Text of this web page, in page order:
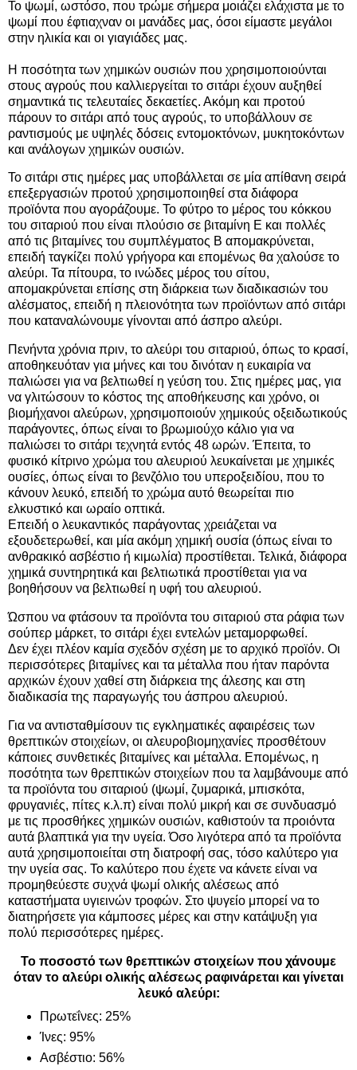
Το ψωμί, ωστόσο, που τρώμε σήμερα μοιάζει ελάχιστα με το
ψωμί που έφτιαχναν οι μανάδες μας, όσοι είμαστε μεγάλοι
στην ηλικία και οι γιαγιάδες μας.
Η ποσότητα των χημικών ουσιών που χρησιμοποιούνται
στους αγρούς που καλλιεργείται το σιτάρι έχουν αυξηθεί
σημαντικά τις τελευταίες δεκαετίες. Ακόμη και προτού
πάρουν το σιτάρι από τους αγρούς, το υποβάλλουν σε
ραντισμούς με υψηλές δόσεις εντομοκτόνων, μυκητοκόντων
και ανάλογων χημικών ουσιών.
Το σιτάρι στις ημέρες μας υποβάλλεται σε μία απίθανη σειρά
επεξεργασιών προτού χρησιμοποιηθεί στα διάφορα
προϊόντα που αγοράζουμε. Το φύτρο το μέρος του κόκκου
του σιταριού που είναι πλούσιο σε βιταμίνη Ε και πολλές
από τις βιταμίνες του συμπλέγματος Β απομακρύνεται,
επειδή ταγκίζει πολύ γρήγορα και επομένως θα χαλούσε το
αλεύρι. Τα πίτουρα, το ινώδες μέρος του σίτου,
απομακρύνεται επίσης στη διάρκεια των διαδικασιών του
αλέσματος, επειδή η πλειονότητα των προϊόντων από σιτάρι
που καταναλώνουμε γίνονται από άσπρο αλεύρι.
Πενήντα χρόνια πριν, το αλεύρι του σιταριού, όπως το κρασί,
αποθηκευόταν για μήνες και του δινόταν η ευκαιρία να
παλιώσει για να βελτιωθεί η γεύση του. Στις ημέρες μας, για
να γλιτώσουν το κόστος της αποθήκευσης και χρόνο, οι
βιομήχανοι αλεύρων, χρησιμοποιούν χημικούς οξειδωτικούς
παράγοντες, όπως είναι το βρωμιούχο κάλιο για να
παλιώσει το σιτάρι τεχνητά εντός 48 ωρών. Έπειτα, το
φυσικό κίτρινο χρώμα του αλευριού λευκαίνεται με χημικές
ουσίες, όπως είναι το βενζόλιο του υπεροξειδίου, που το
κάνουν λευκό, επειδή το χρώμα αυτό θεωρείται πιο
ελκυστικό και ωραίο οπτικά.
Επειδή ο λευκαντικός παράγοντας χρειάζεται να
εξουδετερωθεί, και μία ακόμη χημική ουσία (όπως είναι το
ανθρακικό ασβέστιο ή κιμωλία) προστίθεται. Τελικά, διάφορα
χημικά συντηρητικά και βελτιωτικά προστίθεται για να
βοηθήσουν να βελτιωθεί η υφή του αλευριού.
Ώσπου να φτάσουν τα προϊόντα του σιταριού στα ράφια των
σούπερ μάρκετ, το σιτάρι έχει εντελών μεταμορφωθεί.
Δεν έχει πλέον καμία σχεδόν σχέση με το αρχικό προϊόν. Οι
περισσότερες βιταμίνες και τα μέταλλα που ήταν παρόντα
αρχικών έχουν χαθεί στη διάρκεια της άλεσης και στη
διαδικασία της παραγωγής του άσπρου αλευριού.
Για να αντισταθμίσουν τις εγκληματικές αφαιρέσεις των
θρεπτικών στοιχείων, οι αλευροβιομηχανίες προσθέτουν
κάποιες συνθετικές βιταμίνες και μέταλλα. Επομένως, η
ποσότητα των θρεπτικών στοιχείων που τα λαμβάνουμε από
τα προϊόντα του σιταριού (ψωμί, ζυμαρικά, μπισκότα,
φρυγανιές, πίτες κ.λ.π) είναι πολύ μικρή και σε συνδυασμό
με τις προσθήκες χημικών ουσιών, καθιστούν τα προιόντα
αυτά βλαπτικά για την υγεία. Όσο λιγότερα από τα προϊόντα
αυτά χρησιμοποιείται στη διατροφή σας, τόσο καλύτερο για
την υγεία σας. Το καλύτερο που έχετε να κάνετε είναι να
προμηθεύεστε συχνά ψωμί ολικής αλέσεως από
καταστήματα υγιεινών τροφών. Στο ψυγείο μπορεί να το
διατηρήσετε για κάμποσες μέρες και στην κατάψυξη για
πολύ περισσότερες ημέρες.
Το ποσοστό των θρεπτικών στοιχείων που χάνουμε
όταν το αλεύρι ολικής αλέσεως ραφινάρεται και γίνεται
λευκό αλεύρι:
Πρωτεΐνες: 25%
Ίνες: 95%
Ασβέστιο: 56%